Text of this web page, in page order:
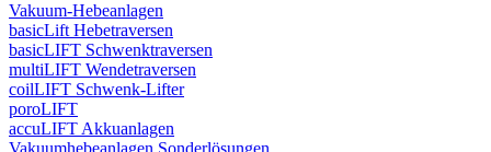
Vakuum-Hebeanlagen
basicLift Hebetraversen
basicLIFT Schwenktraversen
multiLIFT Wendetraversen
coilLIFT Schwenk-Lifter
poroLIFT
accuLIFT Akkuanlagen